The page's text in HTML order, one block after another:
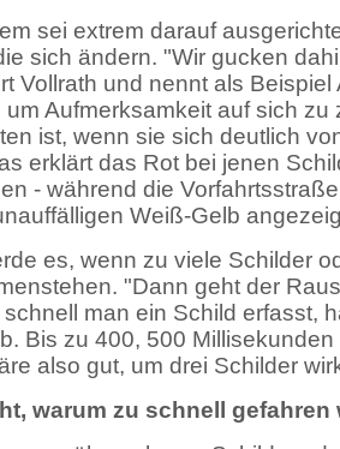
sei extrem darauf
sich ändern. "Wir gucken
Vollrath und nennt als
Aufmerksamkeit auf sich zu
ist, wenn sie sich deutlich
erklärt das Rot bei jenen
- während die
Weiß-Gelb
es, wenn zu viele Schilder
"Dann geht der
man ein Schild erfasst,
Bis zu 400, 500
also gut, um drei Schilder
warum zu schnell gefahren